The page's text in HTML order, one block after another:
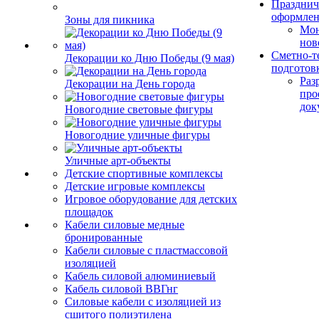
Зоны для пикника
Декорации ко Дню Победы (9 мая)
Декорации на День города
Новогодние световые фигуры
Новогодние уличные фигуры
Уличные арт-объекты
Детские спортивные комплексы
Детские игровые комплексы
Игровое оборудование для детских
площадок
Кабели силовые медные
бронированные
Кабели силовые с пластмассовой
изоляцией
Кабель силовой алюминиевый
Кабель силовой ВВГнг
Силовые кабели с изоляцией из
сшитого полиэтилена
Сметно-